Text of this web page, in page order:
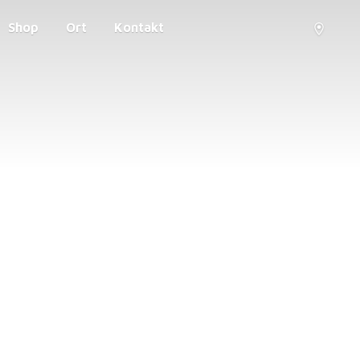
Shop Ort Kontakt